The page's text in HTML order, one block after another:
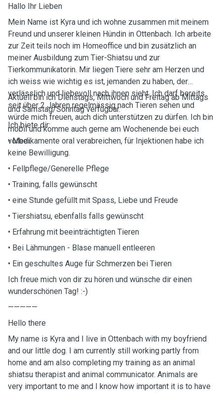
Hallo Ihr Lieben
Mein Name ist Kyra und ich wohne zusammen mit meinem
Freund und unserer kleinen Hündin in Ottenbach. Ich arbeite
zur Zeit teils noch im Homeoffice und bin zusätzlich an
meiner Ausbildung zum Tier-Shiatsu und zur
Tierkommunikatorin. Mir liegen Tiere sehr am Herzen und
ich weiss wie wichtig es ist, jemanden zu haben, der
verlässlich und liebevoll nach ihnen sieht. Ich darf bereits
seit über 2 Jahren regelmässig nach Tieren sehen und
würde mich freuen, auch dich unterstützen zu dürfen. Ich bin
mobil und komme auch gerne am Wochenende bei euch
vorbei.
Aktuell bin ich Dienstags, Mittwoch und Freitag ab Mittags
und Samstag/Sonntag verfügbar.
Ich biete dir:
• Medikamente oral verabreichen, für Injektionen habe ich
keine Bewilligung.
• Fellpflege/Generelle Pflege
• Training, falls gewünscht
• eine Stunde gefüllt mit Spass, Liebe und Freude
• Tiershiatsu, ebenfalls falls gewünscht
• Erfahrung mit beeinträchtigten Tieren
• Bei Lähmungen - Blase manuell entleeren
• Ein geschultes Auge für Schmerzen bei Tieren
Ich freue mich von dir zu hören und wünsche dir einen
wunderschönen Tag! :-)
—————
Hello there
My name is Kyra and I live in Ottenbach with my boyfriend
and our little dog. I am currently still working partly from
home and am also completing my training as an animal
shiatsu therapist and animal communicator. Animals are
very important to me and I know how important it is to have